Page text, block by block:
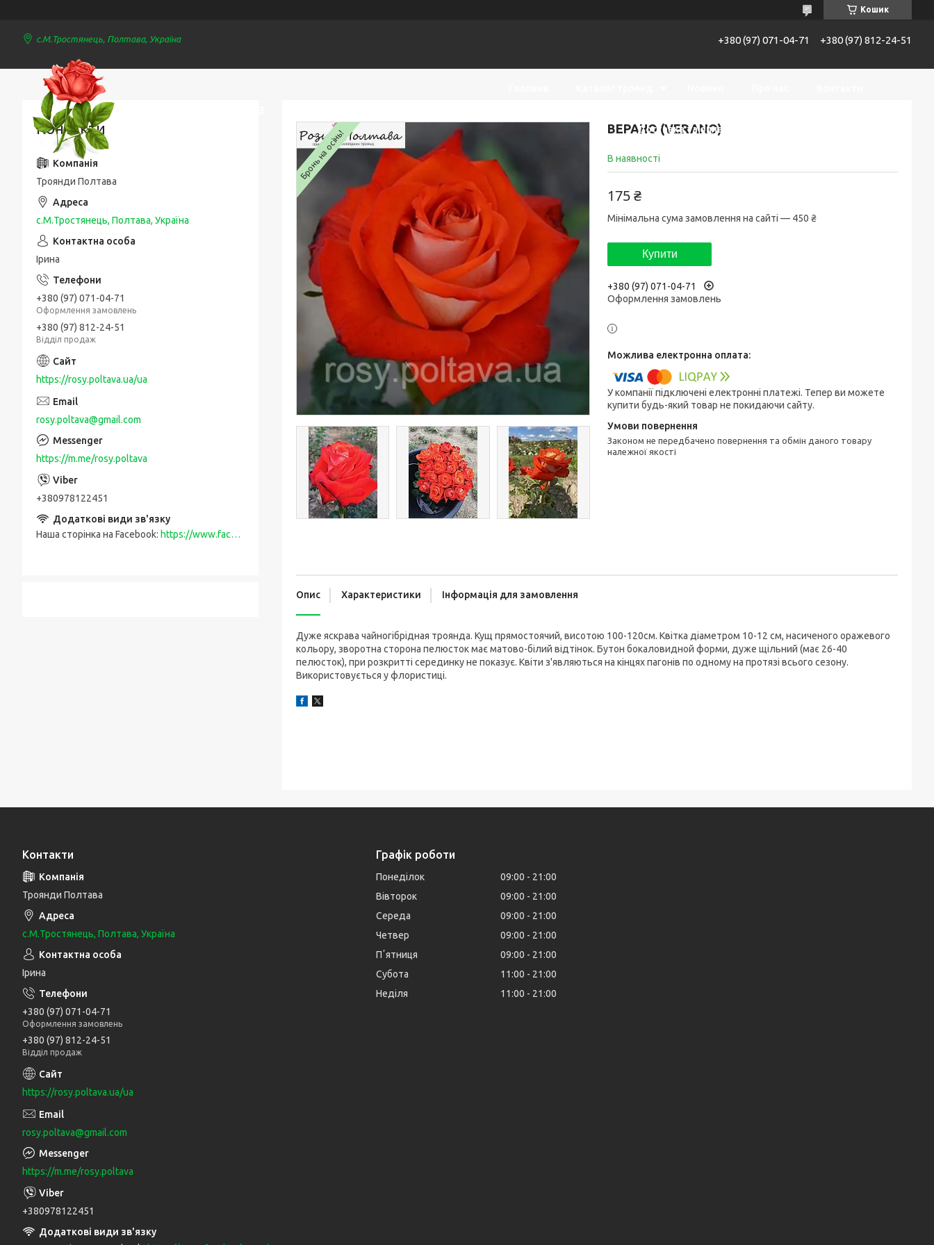
Кошик
с.М.Тростянець, Полтава, Україна +380 (97) 071-04-71 +380 (97) 812-24-51
Доставка та оплата
ВЕРАНО (VERANO)
В наявності
175 ₴
Мінімальна сума замовлення на сайті — 450 ₴
Купити
+380 (97) 071-04-71
Оформлення замовлень
У компанії підключені електронні платежі. Тепер ви можете
купити будь-який товар не покидаючи сайту.
Законом не передбачено повернення та обмін даного товару
належної якості
Бронь на осінь!
Опис Характеристики Інформація для замовлення
Дуже яскрава чайногібрідная троянда. Кущ прямостоячий, висотою 100-120см. Квітка діаметром 10-12 см, насиченого оражевого
кольору, зворотна сторона пелюсток має матово-білий відтінок. Бутон бокаловидной форми, дуже щільний (має 26-40
пелюсток), при розкритті серединку не показує. Квіти з'являються на кінцях пагонів по одному на протязі всього сезону.
Використовується у флористиці.
Контакти
Троянди Полтава
с.М.Тростянець, Полтава, Україна
Ірина
+380 (97) 071-04-71
Оформлення замовлень
+380 (97) 812-24-51
Відділ продаж
https://rosy.poltava.ua/ua
rosy.poltava@gmail.com
https://m.me/rosy.poltava
+380978122451
Наша сторінка на Facebook https://www.facebook.com/rosy.poltava
Контакти
Троянди Полтава
с.М.Тростянець, Полтава, Україна
Ірина
+380 (97) 071-04-71
Оформлення замовлень
+380 (97) 812-24-51
Відділ продаж
https://rosy.poltava.ua/ua
rosy.poltava@gmail.com
https://m.me/rosy.poltava
+380978122451
Графік роботи
Понеділок 09:00
21:00
Вівторок
09:00
21:00
Середа
09:00
21:00
Четвер
09:00
21:00
Пʼятниця
09:00
21:00
Субота
11:00
21:00
Неділя
11:00 21:00